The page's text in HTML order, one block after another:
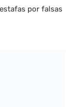
por falsas